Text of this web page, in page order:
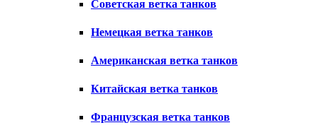
Советская ветка танков
Немецкая ветка танков
Американская ветка танков
Китайская ветка танков
Французская ветка танков